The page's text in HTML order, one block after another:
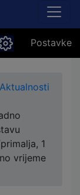
Postavke
Aktualnosti
1
vrijeme